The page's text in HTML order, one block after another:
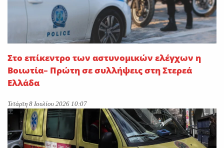
Στο επίκεντρο των αστυνομικών ελέγχων η
Βοιωτία– Πρώτη σε συλλήψεις στη Στερεά
Ελλάδα
Τετάρτη 8 Ιουλίου 2026 10:07